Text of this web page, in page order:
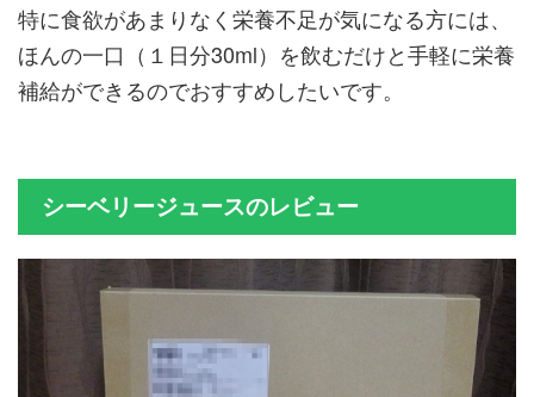
特に食欲があまりなく栄養不足が気になる方には、
ほんの一口（１日分30ml）を飲むだけと手軽に栄養
補給ができるのでおすすめしたいです。
シーベリージュースのレビュー